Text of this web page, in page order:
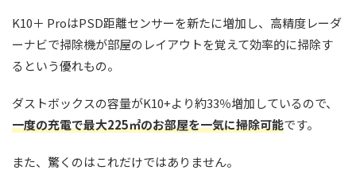
K10＋ ProはPSD距離センサーを新たに増加し、高精度レーダ
ーナビで掃除機が部屋のレイアウトを覚えて効率的に掃除す
るという優れもの。
ダストボックスの容量がK10+より約33％増加しているので、
一度の充電で最大225㎡のお部屋を一気に掃除可能です。
また、驚くのはこれだけではありません。